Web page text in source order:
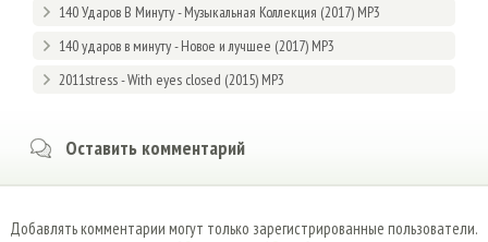
140 Ударов В Минуту - Музыкальная Коллекция (2017) MP3
140 ударов в минуту - Новое и лучшее (2017) MP3
2011stress - With eyes closed (2015) MP3
Оставить комментарий
Добавлять комментарии могут только зарегистрированные пользователи.